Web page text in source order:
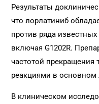
Результаты
что лорлатиниб
против ряда известных
включая G1202R.
частотой прекращения
реакциями в основном
В клиническом